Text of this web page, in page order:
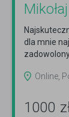
dla mnie
Online,
1000